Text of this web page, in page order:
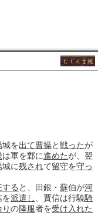
城を出て曹操と戦ったが
は軍を鄴に進めたが、翌
城に残されて留守を守っ
する と、田銀・ 蘇伯が河
を派遣し 、賈信は行驍騎
の降服者を受け入れた